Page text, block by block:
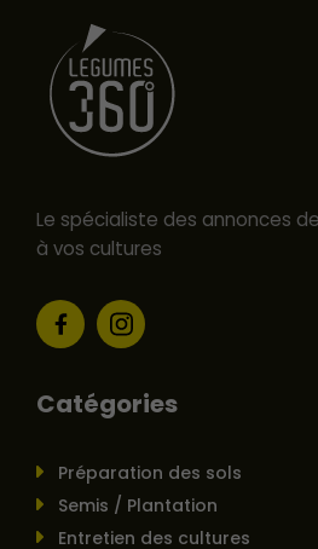
Le spécialiste des annonces
à vos cultures
Catégories
Préparation des sols
Semis / Plantation
Entretien des cultures